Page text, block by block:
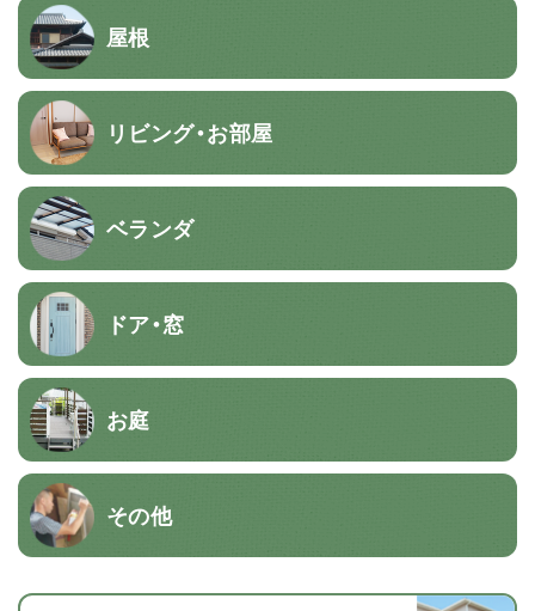
屋根
リビング・お部屋
ベランダ
ドア・窓
お庭
その他